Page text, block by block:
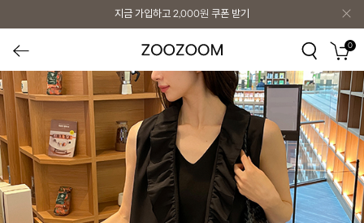
지금 가입하고 2,000원 쿠폰 받기
0